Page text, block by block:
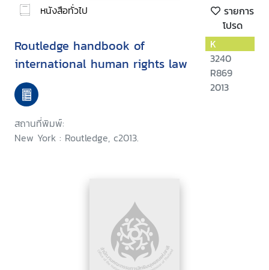
หนังสือทั่วไป
รายการ
โปรด
Routledge handbook of
international human rights law
สถานที่พิมพ์:
New York : Routledge, c2013.
K
3240
R869
2013